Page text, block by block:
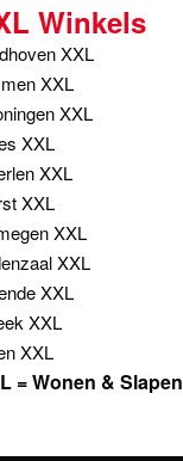
Winkels
XXL
XXL
XXL
XXL
XXL
XXL
XXL
XXL
XXL
XXL
XXL
= Wonen & Slapen